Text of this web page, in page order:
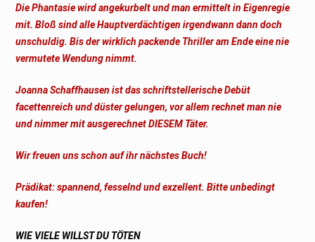
Die Phantasie wird angekurbelt und man ermittelt in Eigenregie
mit. Bloß sind alle Hauptverdächtigen irgendwann dann doch
unschuldig. Bis der wirklich packende Thriller am Ende eine nie
vermutete Wendung nimmt.
Joanna Schaffhausen ist das schriftstellerische Debüt
facettenreich und düster gelungen, vor allem rechnet man nie
und nimmer mit ausgerechnet DIESEM Täter.
Wir freuen uns schon auf ihr nächstes Buch!
Prädikat: spannend, fesselnd und exzellent. Bitte unbedingt
kaufen!
WIE VIELE WILLST DU TÖTEN